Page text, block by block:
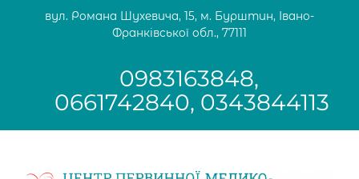
вул. Романа Шухевича, 15, м. Бурштин, Івано-
Франківської обл., 77111
0983163848,
0661742840, 0343844113